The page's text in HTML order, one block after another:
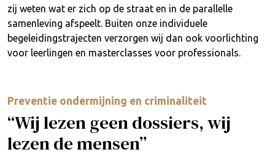
zij weten wat er zich op de straat en in de parallelle
samenleving afspeelt. Buiten onze individuele
begeleidingstrajecten verzorgen wij dan ook voorlichting
voor leerlingen en masterclasses voor professionals.
Preventie ondermijning en criminaliteit
“Wij lezen geen dossiers, wij
lezen de mensen”